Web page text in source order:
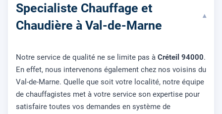
Specialiste Chauffage et
Chaudière à Val-de-Marne
▾
Notre service de qualité ne se limite pas à Créteil 94000.
En effet, nous intervenons également chez nos voisins du
Val-de-Marne. Quelle que soit votre localité, notre équipe
de chauffagistes met à votre service son expertise pour
satisfaire toutes vos demandes en système de